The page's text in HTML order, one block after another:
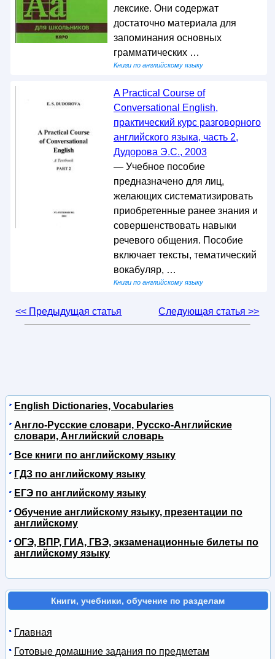
лексике. Они содержат
достаточно материала для
запоминания основных
грамматических …
Книги по английскому языку
A Practical Course of
Conversational English,
практический курс разговорного
английского языка, часть 2,
Дудорова Э.С., 2003
— Учебное пособие
предназначено для лиц,
желающих систематизировать
приобретенные ранее знания и
совершенствовать навыки
речевого общения. Пособие
включает тексты, тематический
вокабуляр, …
Книги по английскому языку
<< Предыдущая статья Следующая статья >>
English Dictionaries, Vocabularies
Англо-Русские словари, Русско-Английские
словари, Английский словарь
Все книги по английскому языку
ГДЗ по английскому языку
ЕГЭ по английскому языку
Обучение английскому языку, презентации по
английскому
ОГЭ, ВПР, ГИА, ГВЭ, экзаменационные билеты по
английскому языку
Книги, учебники, обучение по разделам
Главная
Готовые домашние задания по предметам